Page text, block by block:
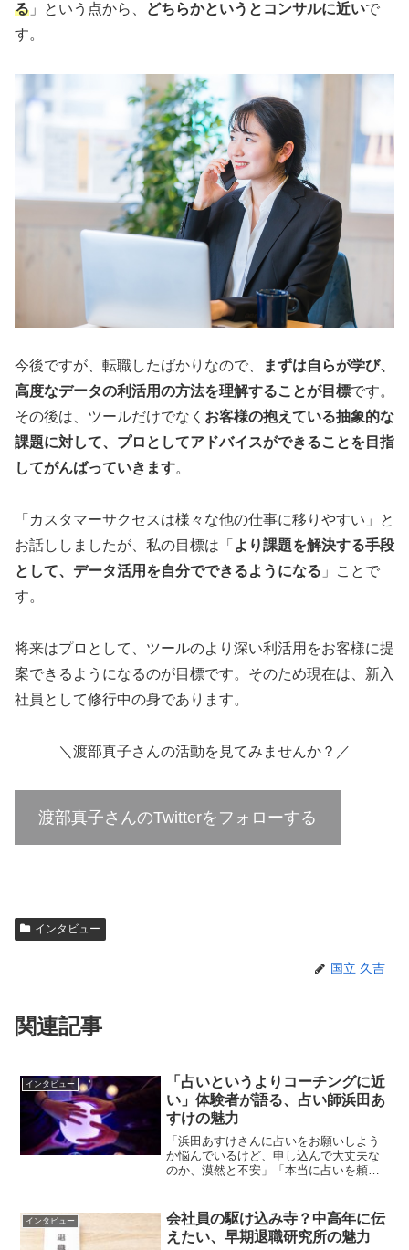
る 」という点から、 どちらかというとコンサルに近いで
す。
今後ですが、転職したばかりなので、
まずは自らが学び、
高度なデータの利活用の方法を理解することが目標です。
その後は、ツールだけでなく お客様の抱えている抽象的な
課題に対して、プロとしてアドバイスができることを目指
してがんばっていきます。
「カスタマーサクセスは様々な他の仕事に移りやすい」と
お話ししましたが、私の目標は「 より課題を解決する手段
として、データ活用を自分でできるようになる 」ことで
す。
将来はプロとして、ツールのより深い利活用をお客様に提
案できるようになるのが目標です。そのため現在は、新入
社員として修行中の身であります。
＼渡部真子さんの活動を見てみませんか？／
渡部真子さんのTwitterをフォローする
インタビュー
国立 久吉
関連記事
インタビュー
「占いというよりコーチングに近
い」体験者が語る、占い師浜田あ
すけの魅力
「浜田あすけさんに占いをお願いしよう
か悩んでいるけど、申し込んで大丈夫な
のか、漠然と不安」「本当に占いを頼ん
る方に向けて、浜田あすけさんの占いを
受けてどう思ったか、20...
インタビュー
会社員の駆け込み寺？中高年に伝
えたい、早期退職研究所の魅力